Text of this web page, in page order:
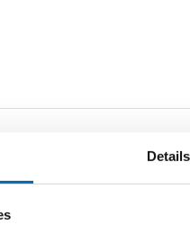
Details
U-Stulp 24x6x6x2,5mm
Sperrbügel vorgerichtet A-